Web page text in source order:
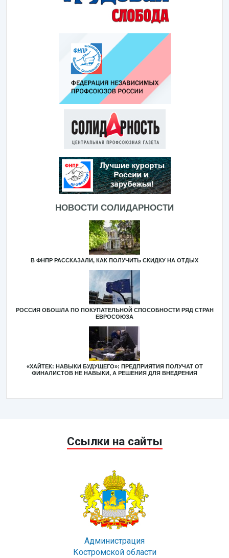
НОВОСТИ СОЛИДАРНОСТИ
В ФНПР РАССКАЗАЛИ, КАК ПОЛУЧИТЬ СКИДКУ НА ОТДЫХ
РОССИЯ ОБОШЛА ПО ПОКУПАТЕЛЬНОЙ СПОСОБНОСТИ РЯД СТРАН
ЕВРОСОЮЗА
«ХАЙТЕК: НАВЫКИ БУДУЩЕГО»: ПРЕДПРИЯТИЯ ПОЛУЧАТ ОТ
ФИНАЛИСТОВ НЕ НАВЫКИ, А РЕШЕНИЯ ДЛЯ ВНЕДРЕНИЯ
Ссылки на сайты
Администрация
Костромской области